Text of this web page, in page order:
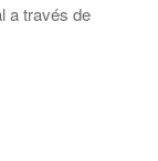
a través de